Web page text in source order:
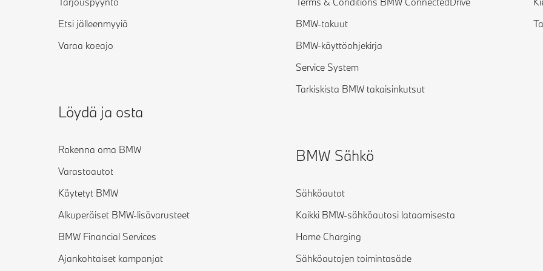
Etsi jälleenmyyiä
Varaa koeajo
Löydä ja osta
Rakenna oma BMW
Varastoautot
Käytetyt BMW
Alkuperäiset BMW-lisävarusteet
BMW Financial Services
Ajankohtaiset kampanjat
BMW-takuut
BMW-käyttöohjekirja
Service System
Tarkiskista BMW takaisinkutsut
BMW Sähkö
Sähköautot
Kaikki BMW-sähköautosi lataamisesta
Home Charging
Sähköautojen toimintasäde